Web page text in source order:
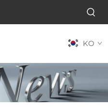
KO